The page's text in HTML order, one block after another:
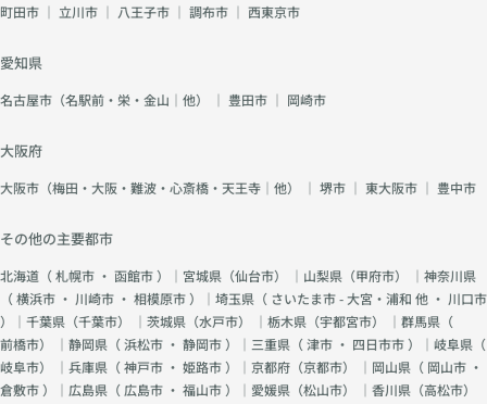
町田市 ｜ 立川市 ｜ 八王子市 ｜ 調布市 ｜ 西東京市
愛知県
名古屋市（名駅前・栄・金山｜他） ｜ 豊田市 ｜ 岡崎市
大阪府
大阪市（梅田・大阪・難波・心斎橋・天王寺｜他） ｜ 堺市 ｜ 東大阪市 ｜ 豊中市
その他の主要都市
北海道（札幌市 ・ 函館市）｜宮城県（仙台市） ｜山梨県（甲府市） ｜神奈川県
（横浜市 ・ 川崎市 ・ 相模原市）｜埼玉県（ さいたま市 - 大宮・浦和 他 ・ 川口市
）｜千葉県（千葉市） ｜茨城県（水戸市） ｜栃木県（宇都宮市） ｜群馬県（
前橋市） ｜静岡県（浜松市 ・ 静岡市）｜三重県（津市 ・ 四日市市）｜岐阜県（
岐阜市） ｜兵庫県（神戸市 ・ 姫路市）｜京都府（京都市） ｜岡山県（ 岡山市 ・
倉敷市）｜広島県（ 広島市 ・ 福山市）｜愛媛県（松山市） ｜香川県（高松市）